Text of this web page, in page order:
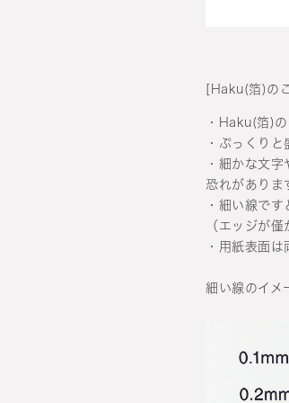
[Haku(箔)の
・Haku(箔)
・ぷっくり
・細かな文
恐れがありま
・細い線で
（エッジが
・用紙表面
細い線のイメ